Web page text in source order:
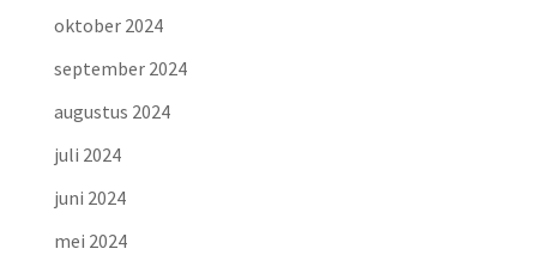
oktober 2024
september 2024
augustus 2024
juli 2024
juni 2024
mei 2024